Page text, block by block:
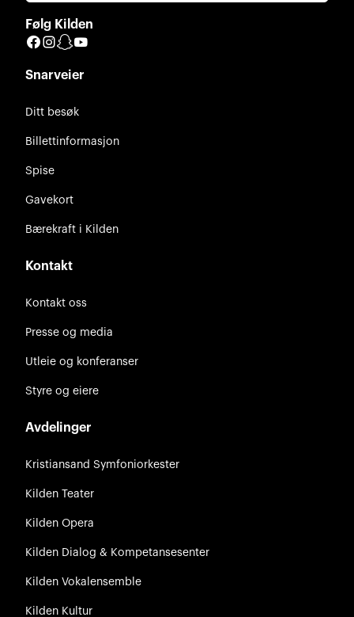
Følg Kilden
Facebook
Instagram
Snapchat
Snarveier
Ditt besøk
Billettinformasjon
Spise
Gavekort
Bærekraft i Kilden
Kontakt
Kontakt oss
Presse og media
Utleie og konferanser
Styre og eiere
Avdelinger
Kristiansand Symfoniorkester
Kilden Teater
Kilden Opera
Kilden Dialog & Kompetansesenter
Kilden Vokalensemble
Kilden Kultur